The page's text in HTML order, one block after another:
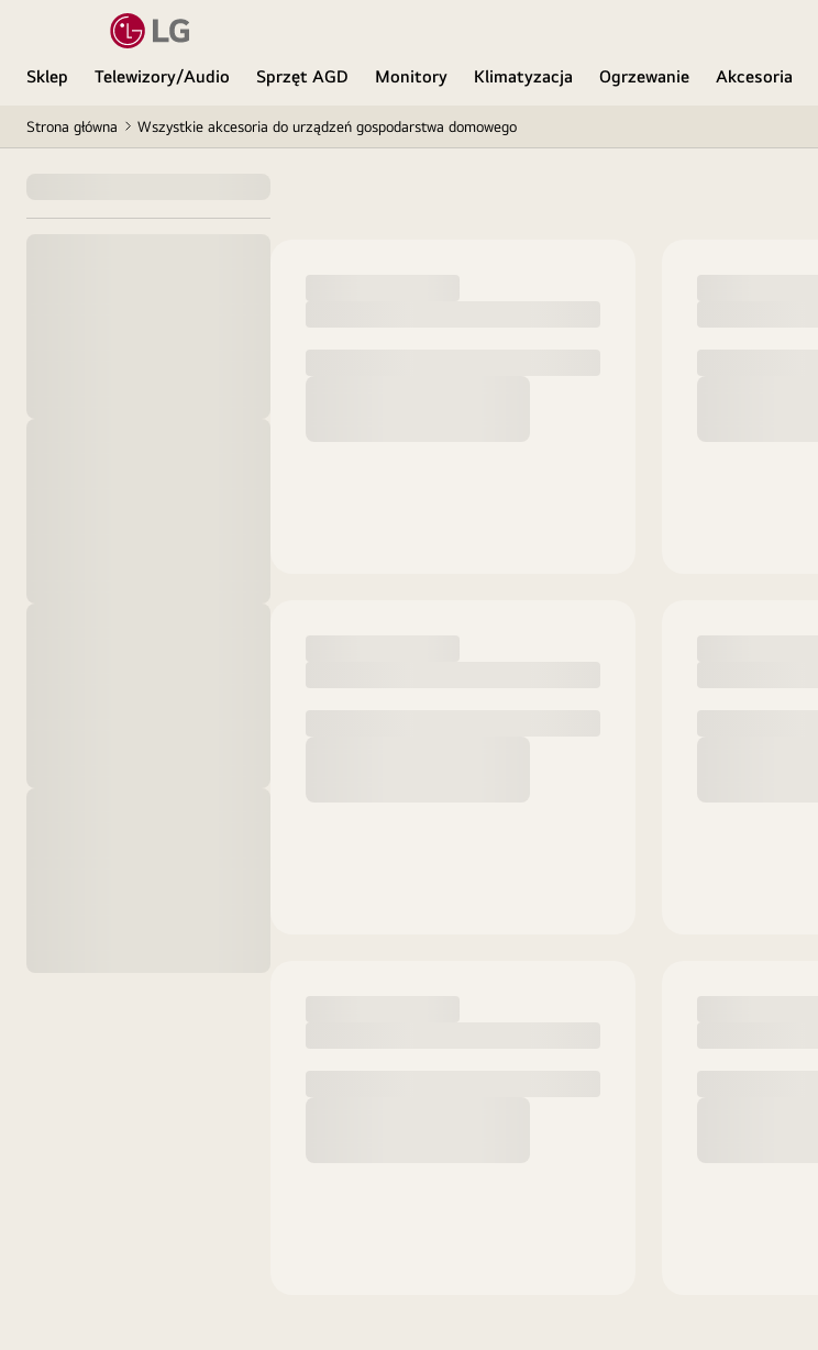
Sklep Telewizory/Audio Sprzęt AGD Monitory Klimatyzacja Ogrzewanie Akcesoria
Strona główna Wszystkie akcesoria do urządzeń gospodarstwa domowego